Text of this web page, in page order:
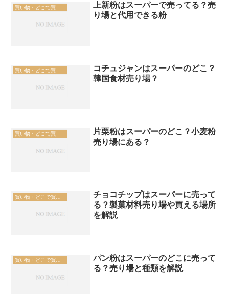
買い物・どこで買える
上新粉はスーパーで売ってる？売
り場と代用できる粉
買い物・どこで買える
コチュジャンはスーパーのどこ？
韓国食材売り場？
買い物・どこで買える
片栗粉はスーパーのどこ？小麦粉
売り場にある？
買い物・どこで買える
チョコチップはスーパーに売って
る？製菓材料売り場や買える場所
を解説
買い物・どこで買える
パン粉はスーパーのどこに売って
る？売り場と種類を解説